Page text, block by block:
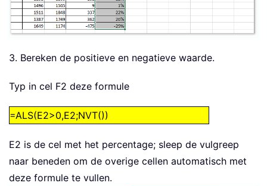
3. Bereken de positieve en negatieve waarde.
Typ in cel F2 deze formule
=ALS(E2>0,E2;NVT())
E2 is de cel met het percentage; sleep de vulgreep
naar beneden om de overige cellen automatisch met
deze formule te vullen.